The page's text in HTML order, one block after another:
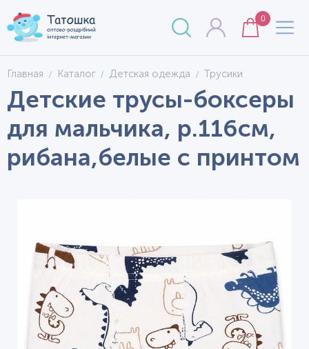
0
Главная Каталог Детская одежда Трусики
Детские трусы-боксеры
для мальчика, р.116см,
рибана,белые с принтом